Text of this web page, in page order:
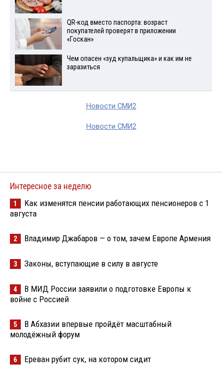
QR-код вместо паспорта: возраст
покупателей проверят в приложении
«Госкан»
Чем опасен «зуд купальщика» и как им не
заразиться
Новости СМИ2
Новости СМИ2
Интересное за неделю
1
Как изменятся пенсии работающих пенсионеров с 1
августа
2 Владимир Джабаров — о том, зачем Европе Армения
3 Законы, вступающие в силу в августе
4
В МИД России заявили о подготовке Европы к
войне с Россией
5
В Абхазии впервые пройдёт масштабный
молодёжный форум
6 Ереван рубит сук, на котором сидит